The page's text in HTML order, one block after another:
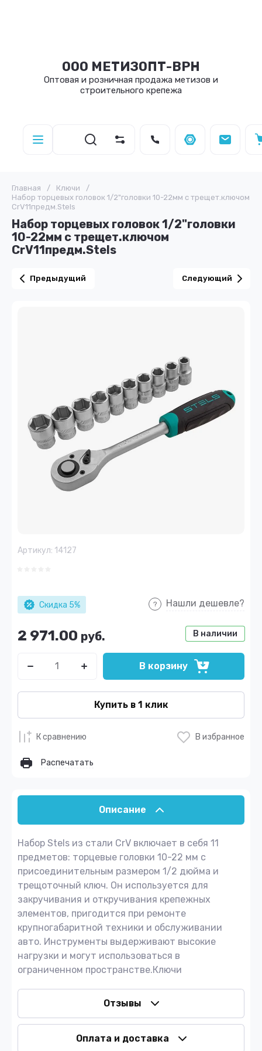
ООО МЕТИЗОПТ-ВРН
Оптовая и розничная продажа метизов и
строительного крепежа
Главная / Ключи
/
Набор торцевых головок 1/2"головки 10-22мм с трещет.ключом
CrV11предм.Stels
Набор торцевых головок 1/2"головки
10-22мм с трещет.ключом
CrV11предм.Stels
Предыдущий Следующий
Артикул: 14127
Скидка 5% Нашли дешевле?
В наличии
2 971.00 руб.
В корзину
Купить в 1 клик
К сравнению В избранное
Распечатать
Описание
Набор Stels из стали CrV включает в себя 11
предметов: торцевые головки 10-22 мм с
присоединительным размером 1/2 дюйма и
трещоточный ключ. Он используется для
закручивания и откручивания крепежных
элементов, пригодится при ремонте
крупногабаритной техники и обслуживании
авто. Инструменты выдерживают высокие
нагрузки и могут использоваться в
ограниченном пространстве.Ключи
Отзывы
Оплата и доставка